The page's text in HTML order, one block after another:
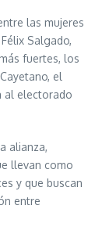
las mujeres
Salgado,
fuertes, los
el
al electorado
alianza,
llevan como
y que buscan
entre